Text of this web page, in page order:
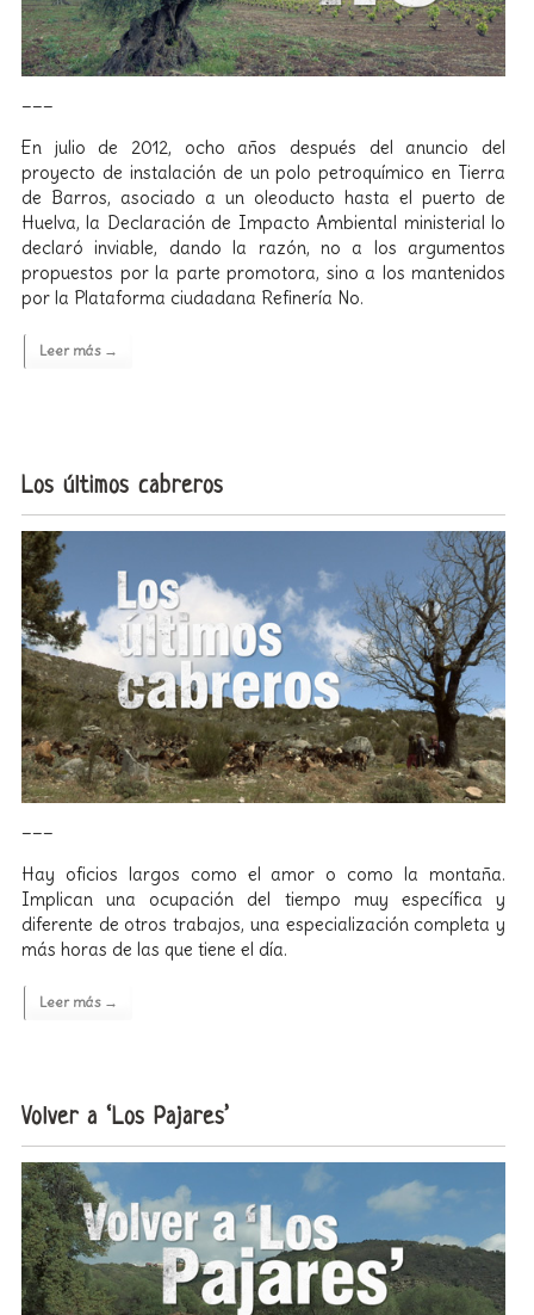
En julio de 2012, ocho años después del anuncio del
proyecto de instalación de un polo petroquímico en Tierra
de Barros, asociado a un oleoducto hasta el puerto de
Huelva, la Declaración de Impacto Ambiental ministerial lo
declaró inviable, dando la razón, no a los argumentos
propuestos por la parte promotora, sino a los mantenidos
por la Plataforma ciudadana Refinería No.
Leer más →
Los últimos cabreros
Hay oficios largos como el amor o como la montaña.
Implican una ocupación del tiempo muy específica y
diferente de otros trabajos, una especialización completa y
más horas de las que tiene el día.
Leer más →
Volver a ‘Los Pajares’